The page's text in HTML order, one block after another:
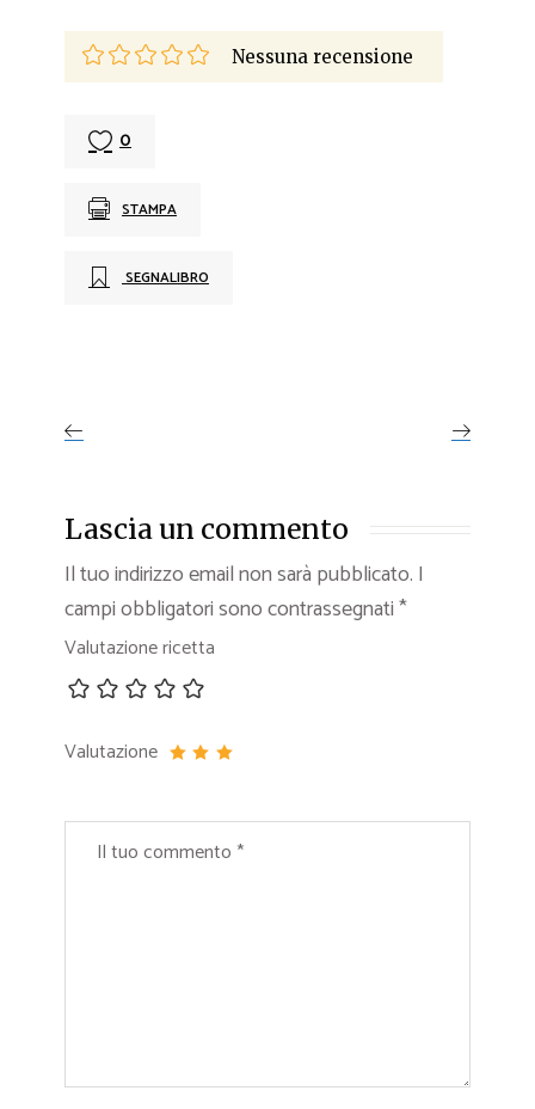
Nessuna recensione
0
STAMPA
SEGNALIBRO
Lascia un commento
Il tuo indirizzo email non sarà pubblicato. I
campi obbligatori sono contrassegnati*
Valutazione ricetta
Valutazione